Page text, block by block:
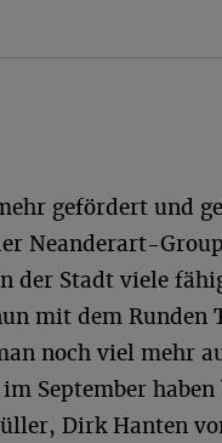
gefördert und
Neanderart-
der Stadt viele
mit dem Runden
noch viel mehr
September
Dirk Hanten